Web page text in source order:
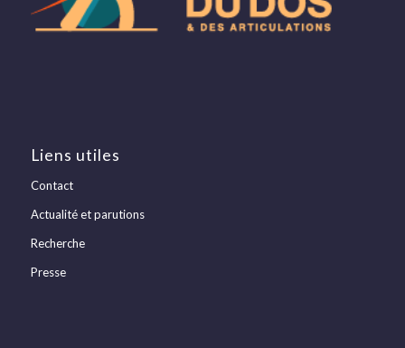
Liens utiles
Contact
Actualité et parutions
Recherche
Presse